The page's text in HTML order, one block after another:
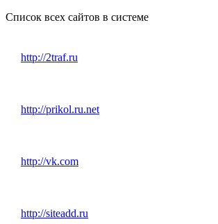
Список всех сайтов в системе
http://2traf.ru
http://prikol.ru.net
http://vk.com
http://siteadd.ru